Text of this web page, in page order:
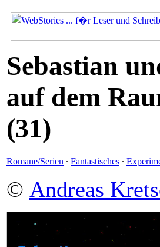
Sebastian
auf dem
(31)
Romane/Serien · Fantastisches ·
© Andreas